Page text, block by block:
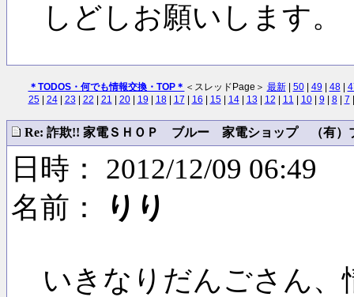
しどしお願いします。
＊TODOS・何でも情報交換・TOP＊ ＜スレッドPage＞ 最新| 50| 49 48|
25| 24| 23 22 21 20| 19 18| 17 16 15| 14| 13 12 11 10| 9 8| 7
Re: 詐欺!! 家電ＳＨＯＰ ブルー 家電ショップ （有）
日時： 2012/12/09 06:49
名前：
りり
いきなりだんごさん